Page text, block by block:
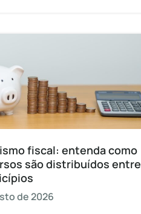
fiscal: entenda como
são distribuídos entre
de 2026